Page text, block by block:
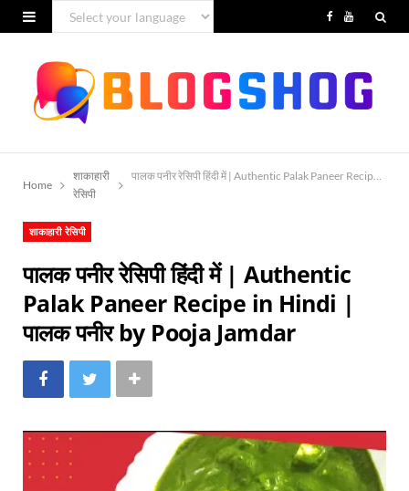
c
o
Y
u
b
Home
शाकाहारी
रेसिपी
पालक पनीर रेसिपी हिंदी में | Authentic Palak Paneer Recipe in
शाकाहारी रेसिपी
पालक पनीर रेसिपी हिंदी में | Authentic
Palak Paneer Recipe in Hindi |
पालक पनीर by Pooja Jamdar